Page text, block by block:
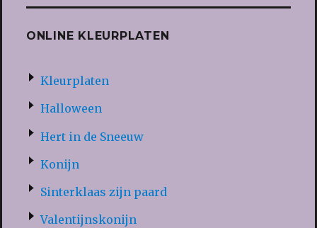
ONLINE KLEURPLATEN
Kleurplaten
Halloween
Hert in de Sneeuw
Konijn
Sinterklaas zijn paard
Valentijnskonijn